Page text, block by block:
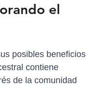
el
posibles beneficios
contiene
de la comunidad